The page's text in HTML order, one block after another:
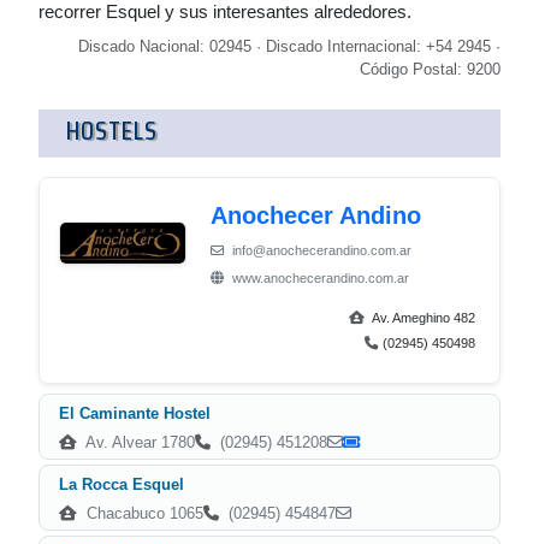
recorrer Esquel y sus interesantes alrededores.
Discado Nacional: 02945 · Discado Internacional: +54 2945 ·
Código Postal: 9200
HOSTELS
Anochecer Andino
info@anochecerandino.com.ar
www.anochecerandino.com.ar
Av. Ameghino 482
(02945) 450498
El Caminante Hostel
Av. Alvear 1780
(02945) 451208
La Rocca Esquel
Chacabuco 1065
(02945) 454847